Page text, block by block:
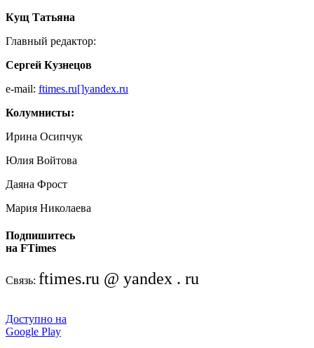
Кущ Татьяна
Главный редактор:
Сергей Кузнецов
e-mail: ftimes.ru[]yandex.ru
Колумнисты:
Ирина Осипчук
Юлия Войтова
Даяна Фрост
Мария Николаева
Подпишитесь
на FTimes
Связь: ftimes.ru @ yandex . ru
Доступно на
Google Play